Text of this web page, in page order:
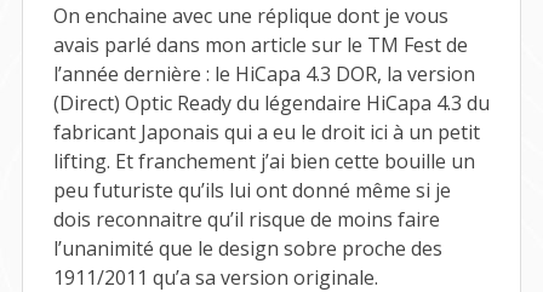
On enchaine avec une réplique dont je vous
avais parlé dans mon article sur le TM Fest de
l’année dernière : le HiCapa 4.3 DOR, la version
(Direct) Optic Ready du légendaire HiCapa 4.3 du
fabricant Japonais qui a eu le droit ici à un petit
lifting. Et franchement j’ai bien cette bouille un
peu futuriste qu’ils lui ont donné même si je
dois reconnaitre qu’il risque de moins faire
l’unanimité que le design sobre proche des
1911/2011 qu’a sa version originale.